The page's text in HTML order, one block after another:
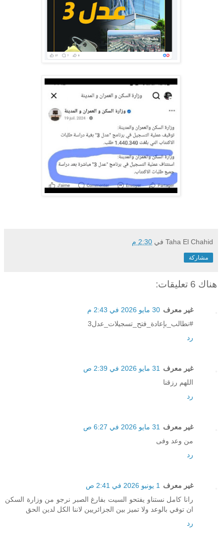
Taha El Chahid في 2:30 م
مشاركة
هناك 6 تعليقات:
غير معرف 30 مايو 2026 في 2:43 م
#نطالب_بإعادة_فتح_تسجيلات_عدل3
رد
غير معرف 31 مايو 2026 في 2:39 ص
اللهم رزقنا
رد
غير معرف 31 مايو 2026 في 6:27 ص
من وعد وفى
رد
غير معرف 1 يونيو 2026 في 2:41 ص
رانا كامل نستناو يفتحو السيت بفارغ الصبر نرجو من وزارة السكن
ان توفي بالوعد ولا تميز بين الجزائريين لاننا الكل لدين الحق
رد